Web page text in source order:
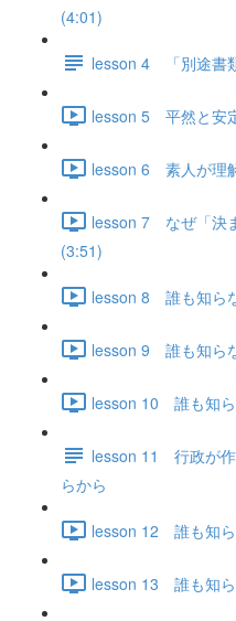
(4:01)
lesson 4 「別途書
lesson 5 平然と安
lesson 6 素人が理
lesson 7 なぜ「決
(3:51)
lesson 8 誰も知ら
lesson 9 誰も知ら
lesson 10 誰も知
lesson 11 行政が作
らから
lesson 12 誰も知
lesson 13 誰も知